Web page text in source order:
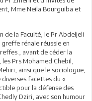
Mme Neila Bourguiba et
de la Faculté, le Pr Abdeljeli
rénale réussie en
avant de céder la
Prs Mohamed Chebil,
ainsi que le sociologue,
facettes du «
pour la défense des
Dziri, avec son humour